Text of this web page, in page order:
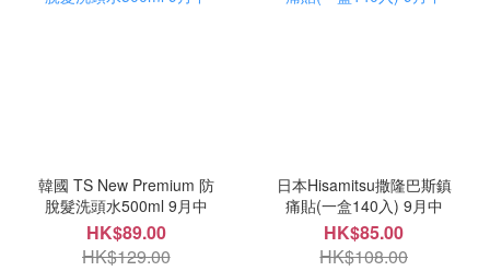
韓國 TS New Premium 防
脫髮洗頭水500ml 9月中
HK$89.00
HK$129.00
日本Hisamitsu撒隆巴斯鎮
痛貼(一盒140入) 9月中
HK$85.00
HK$108.00